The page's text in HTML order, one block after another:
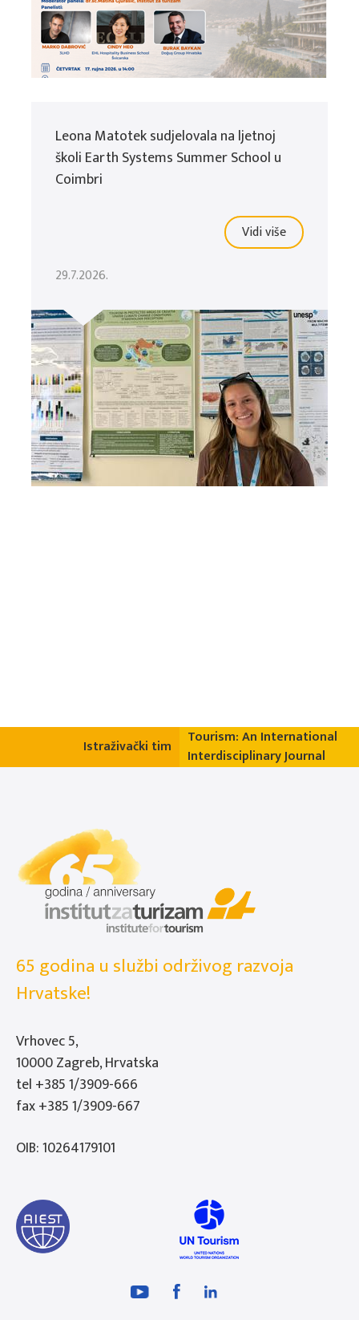
Leona Matotek sudjelovala na ljetnoj
školi Earth Systems Summer School u
Coimbri
Vidi više
29.7.2026.
Istraživački tim
Tourism: An International
Interdisciplinary Journal
65 godina u službi održivog razvoja
Hrvatske!
Vrhovec 5,
10000 Zagreb, Hrvatska
tel +385 1/3909-666
fax +385 1/3909-667
OIB: 10264179101